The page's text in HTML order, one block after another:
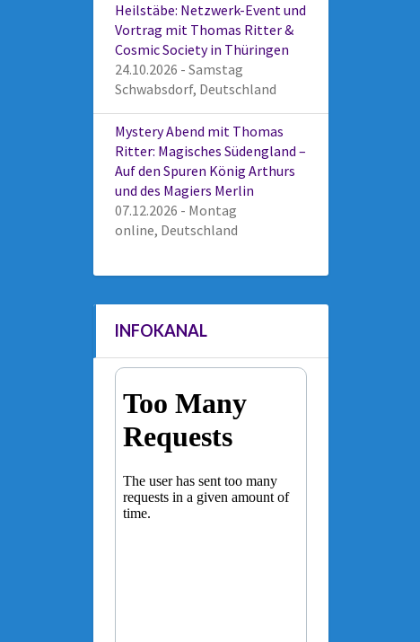
Heilstäbe: Netzwerk-Event und
Vortrag mit Thomas Ritter &
Cosmic Society in Thüringen
24.10.2026 - Samstag
Schwabsdorf, Deutschland
Mystery Abend mit Thomas
Ritter: Magisches Südengland –
Auf den Spuren König Arthurs
und des Magiers Merlin
07.12.2026 - Montag
online, Deutschland
INFOKANAL